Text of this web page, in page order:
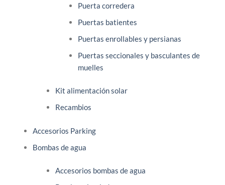
Puerta corredera
Puertas batientes
Puertas enrollables y persianas
Puertas seccionales y basculantes de
muelles
Kit alimentación solar
Recambios
Accesorios Parking
Bombas de agua
Accesorios bombas de agua